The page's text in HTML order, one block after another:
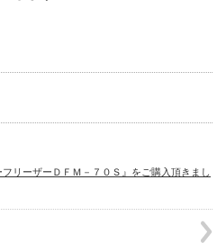
リーザーＤＦＭ－７０Ｓ』をご購入頂きまし